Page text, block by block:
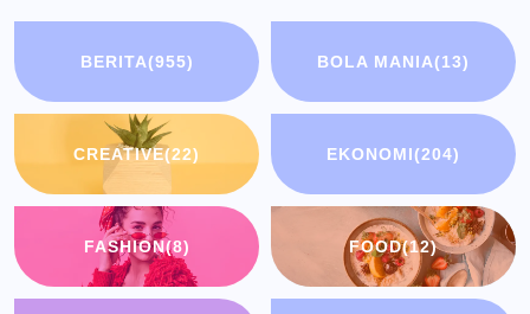
BERITA(955) BOLA MANIA(13)
CREATIVE(22) EKONOMI(204)
FASHION(8) FOOD(12)